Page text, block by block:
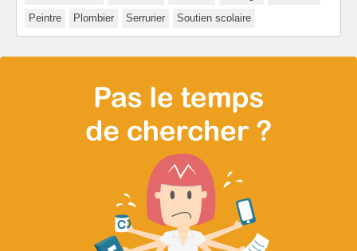
Peintre
Plombier Serrurier Soutien scolaire